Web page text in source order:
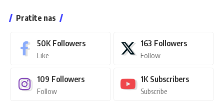
Pratite nas
50K Followers
Like
163 Followers
Follow
109 Followers
Follow
1K Subscribers
Subscribe